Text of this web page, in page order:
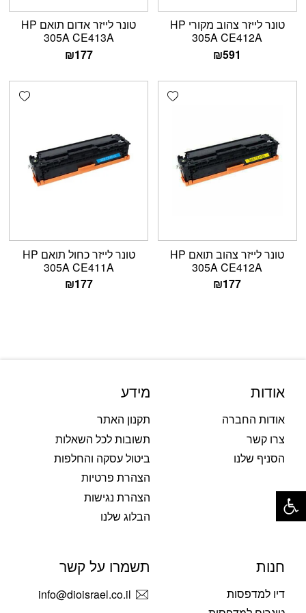
טונר לייזר צהוב מקורי HP
305A CE412A
₪591
טונר לייזר אדום תואם HP
305A CE413A
₪177
Add wishlist
טונר לייזר צהוב תואם HP
305A CE412A
₪177
טונר לייזר כחול תואם HP
305A CE411A
₪177
אודות
אודות החברה
צרו קשר
הסניף שלנו
מידע
תקנון האתר
תשובות לכל השאלות
ביטול עסקה והחלפות
הצהרת פרטיות
הצהרת נגישות
הבלוג שלנו
חנות
דיו למדפסות
תשמרו על קשר
info@dioisrael.co.il
פתח סרגל נגישות